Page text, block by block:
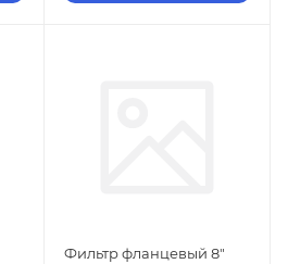
Фильтр фланцевый 8"